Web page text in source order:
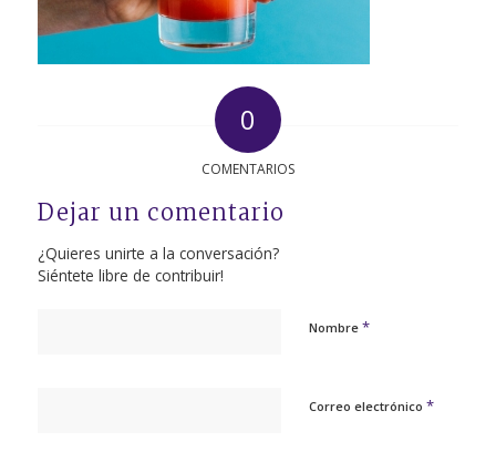
0
COMENTARIOS
Dejar un comentario
¿Quieres unirte a la conversación?
Siéntete libre de contribuir!
Nombre *
Correo electrónico *